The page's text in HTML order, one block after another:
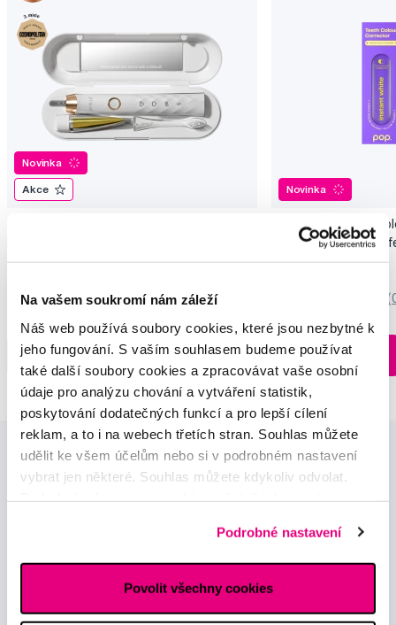
Na vašem soukromí nám záleží
Náš web používá soubory cookies, které jsou nezbytné k
jeho fungování. S vaším souhlasem budeme používat
také další soubory cookies a zpracovávat vaše osobní
údaje pro analýzu chování a vytváření statistik,
poskytování dodatečných funkcí a pro lepší cílení
reklam, a to i na webech třetích stran. Souhlas můžete
udělit ke všem účelům nebo si v podrobném nastavení
vybrat jen některé. Souhlas můžete kdykoliv odvolat.
Podrobné nastavení
Povolit všechny cookies
Novinka
Akce
3 699 Kč
5,0/5 (27x)
Do košíku
Skladem > 5 ks
Ihned na
13 prodejnách
Novinka
Pop Instant Teeth
pro okamžitý bělicí
259 Kč
Do košíku
Odebírat